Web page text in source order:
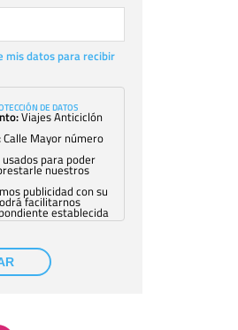
mis datos para recibir
DE DATOS
Viajes Anticiclón
Calle Mayor número
para poder
nuestros
publicidad con su
facilitarnos
establecida
que podrá
correspondiente
sólo el